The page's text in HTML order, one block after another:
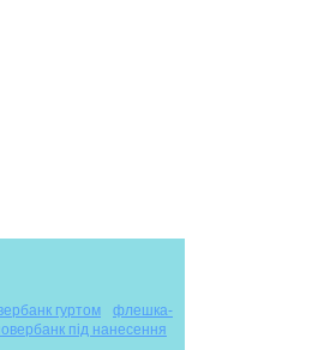
гуртом
флешка-
під нанесення